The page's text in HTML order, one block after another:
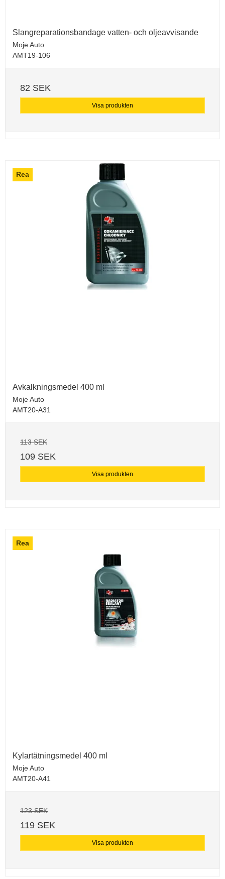
Slangreparationsbandage vatten- och oljeavvisande
Moje Auto
AMT19-106
82 SEK
Visa produkten
Rea
Avkalkningsmedel 400 ml
Moje Auto
AMT20-A31
113 SEK
109 SEK
Visa produkten
Rea
Kylartätningsmedel 400 ml
Moje Auto
AMT20-A41
123 SEK
119 SEK
Visa produkten